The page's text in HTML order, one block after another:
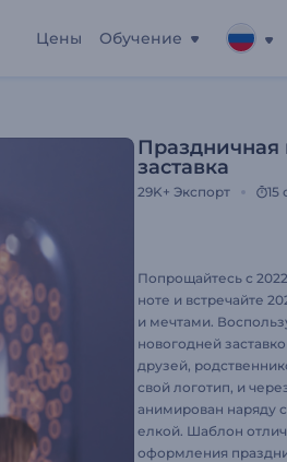
Цены Обучение
Праздничная
заставка
29K+ Экспорт 15
Попрощайтесь с
ноте и встречайте
и мечтами.
новогодней
друзей,
свой логотип, и
анимирован наряду
елкой. Шаблон
оформления